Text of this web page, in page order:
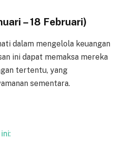
– 18 Februari)
dalam mengelola keuangan
ini dapat memaksa mereka
tertentu, yang
sementara.